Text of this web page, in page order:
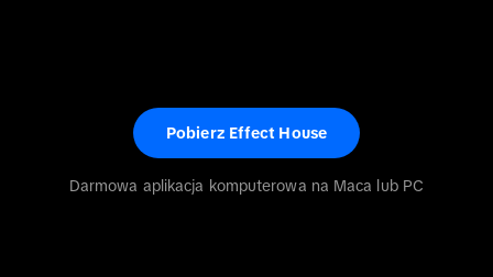
Pobierz Effect House
Darmowa aplikacja komputerowa na Maca lub PC